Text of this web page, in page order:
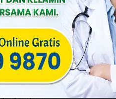
parah dapat
gonore yang
menimbulkan